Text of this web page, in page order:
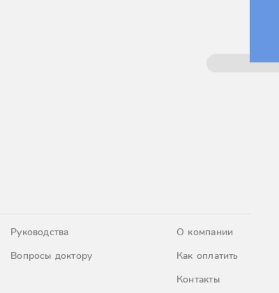
Руководства
Вопросы доктору
О компании
Как оплатить
Контакты